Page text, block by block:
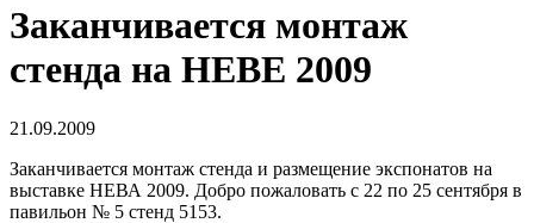
Заканчивается монтаж
стенда на НЕВЕ 2009
21.09.2009
Заканчивается монтаж стенда и размещение экспонатов на
выставке НЕВА 2009. Добро пожаловать с 22 по 25 сентября в
павильон № 5 стенд 5153.